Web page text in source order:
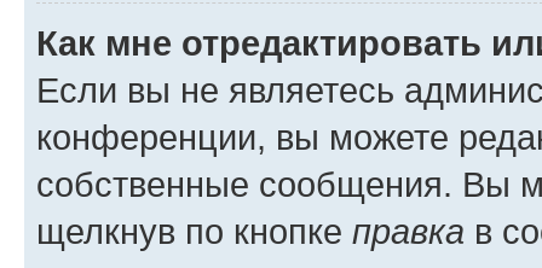
Как мне отредактировать
Если вы не являетесь
конференции, вы можете
собственные сообщения. Вы
щелкнув по кнопке правка в